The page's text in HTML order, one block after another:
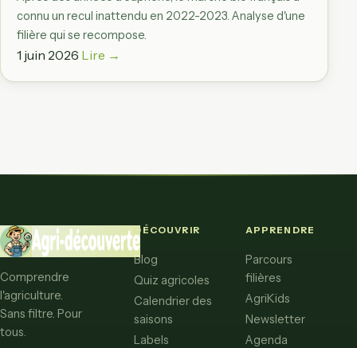
connu un recul inattendu en 2022-2023. Analyse d'une
filière qui se recompose.
1 juin 2026 Lire →
Comprendre
l'agriculture.
Sans filtre. Pour
tous.
DÉCOUVRIR
Blog
Quiz agricoles
Calendrier des
saisons
Labels
APPRENDRE
Parcours
filières
AgriKids
Newsletter
Agenda